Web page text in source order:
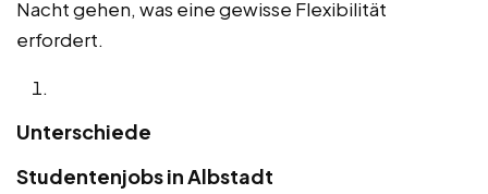
Nacht gehen, was eine gewisse Flexibilität
erfordert.
Unterschiede
Studentenjobs in Albstadt